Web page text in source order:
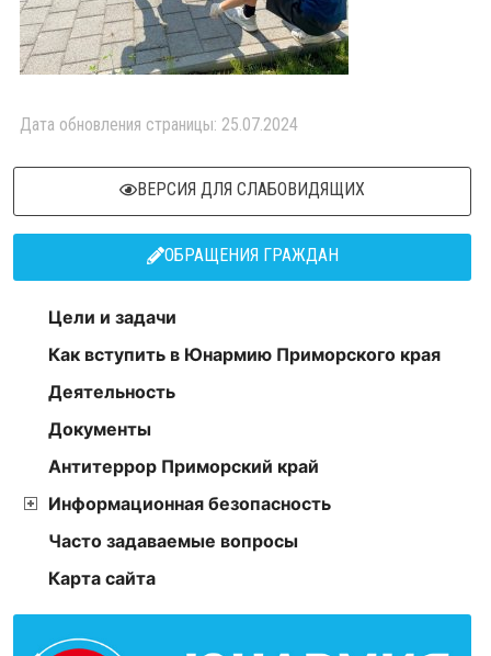
Дата обновления страницы: 25.07.2024
ВЕРСИЯ ДЛЯ СЛАБОВИДЯЩИХ
ОБРАЩЕНИЯ ГРАЖДАН
Цели и задачи
Как вступить в Юнармию Приморского края
Деятельность
Документы
Антитеррор Приморский край
Информационная безопасность
Часто задаваемые вопросы
Карта сайта